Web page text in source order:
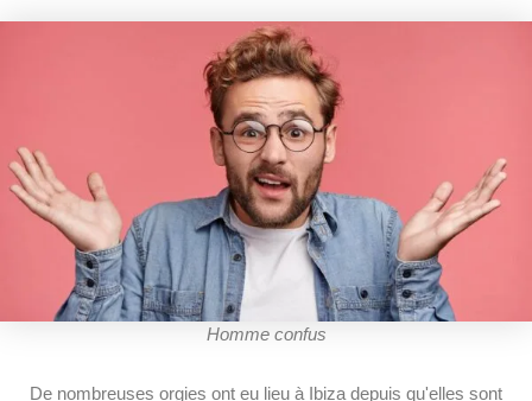
Homme confus
De nombreuses orgies ont eu lieu à Ibiza depuis qu'elles sont